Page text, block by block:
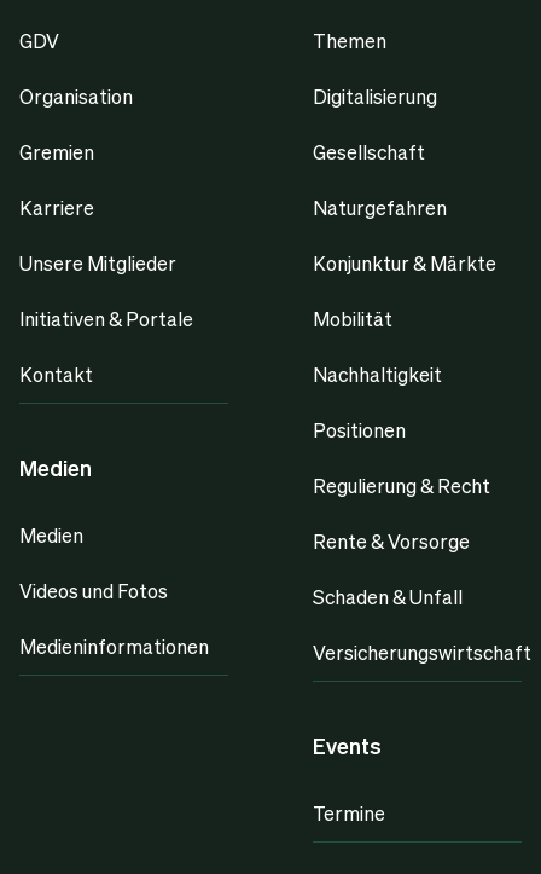
GDV
Organisation
Gremien
Karriere
Unsere Mitglieder
Initiativen & Portale
Kontakt
Medien
Medien
Videos und Fotos
Medieninformationen
Themen
Digitalisierung
Gesellschaft
Naturgefahren
Konjunktur & Märkte
Mobilität
Nachhaltigkeit
Positionen
Regulierung & Recht
Rente & Vorsorge
Schaden & Unfall
Versicherungswirtschaft
Events
Termine